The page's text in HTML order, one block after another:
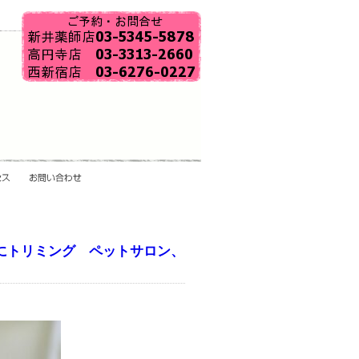
トリミング ペットサロン、